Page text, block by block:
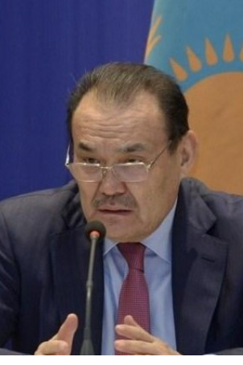
Dünya iqtisadiyyatında vergi
MƏQALƏ
Əvəz Quliyev: “Yumşaq keçid
sayəsində aparılmış islahatın nəticələri
qorunub saxlanılacaq”MÜSAHİBƏ
Maliyyə planlaması prizmasında
büdcəyə baxışMƏQALƏ
Gülminə Məlikzadə: “Azərbaycan
Bacarıqlar Akseleratoru” ixtisaslaşmış
kadrların hazırlanmasını hədəfləyir”